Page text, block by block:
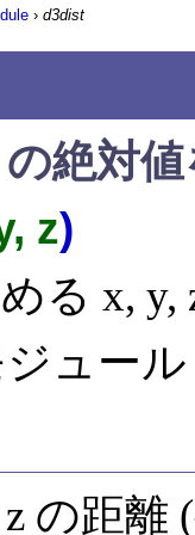
› d3dist
絶対
z)
る x, y,
ジュー
z の距